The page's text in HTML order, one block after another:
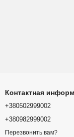
Контактная
+380502999002
+380982999002
Перезвонить вам?